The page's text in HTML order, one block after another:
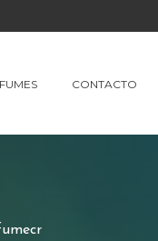
CONTACTO